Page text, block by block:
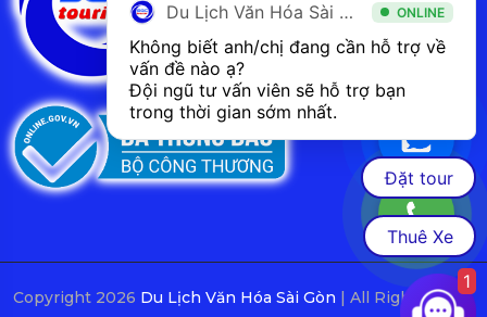
Copyright 2026 Du Lịch Văn Hóa Sài Gòn | All Rights
Du Lịch Văn Hóa Sài Gòn ONLINE
Không biết anh/chị đang cần hỗ trợ về
vấn đề nào ạ?
Đội ngũ tư vấn viên sẽ hỗ trợ bạn
trong thời gian sớm nhất.
Đặt tour
Thuê Xe
1